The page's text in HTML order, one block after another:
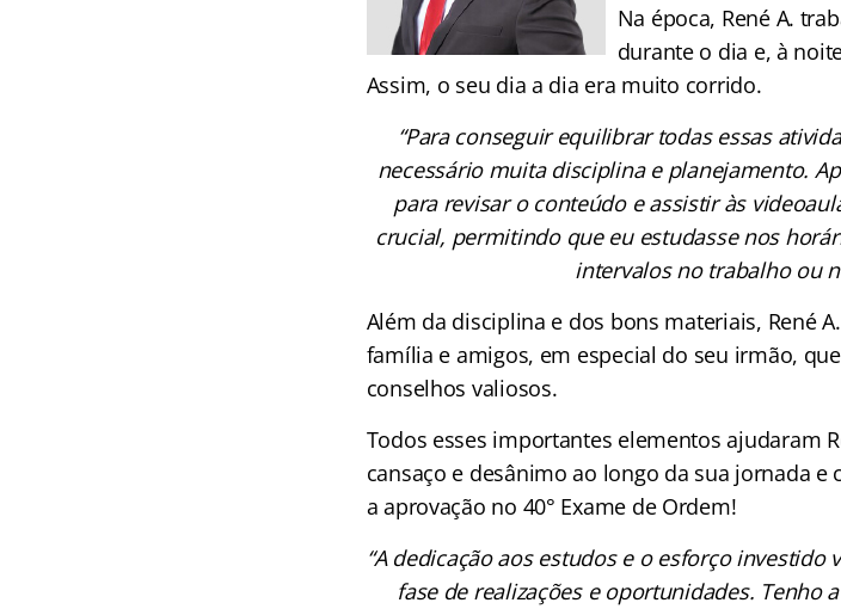
Na época, René A.
durante o dia e, à
Assim, o seu dia a dia era muito corrido.
“Para conseguir equilibrar todas essas
necessário muita disciplina e planejamento.
para revisar o conteúdo e assistir às
crucial, permitindo que eu estudasse nos
intervalos no trabalho ou
Além da disciplina e dos bons materiais, René
família e amigos, em especial do seu irmão,
conselhos valiosos.
Todos esses importantes elementos ajudaram
cansaço e desânimo ao longo da sua jornada
a aprovação no 40° Exame de Ordem!
“A dedicação aos estudos e o esforço
fase de realizações e oportunidades.